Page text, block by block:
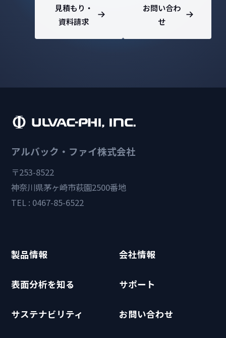
見積もり・
資料請求
お問い合わ
せ
アルバック・ファイ株式会社
〒253-8522
神奈川県茅ヶ崎市萩園2500番地
TEL : 0467-85-6522
製品情報 会社情報
表面分析を知る サポート
サステナビリティ お問い合わせ